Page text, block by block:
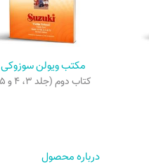
مکتب ویولن سوزوکی
کتاب دوم (جلد ۳، ۴ و ۵)
درباره محصول